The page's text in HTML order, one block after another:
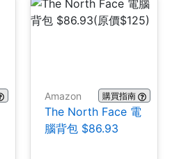
Amazon 購買指南
The North Face 電
腦背包 $86.93